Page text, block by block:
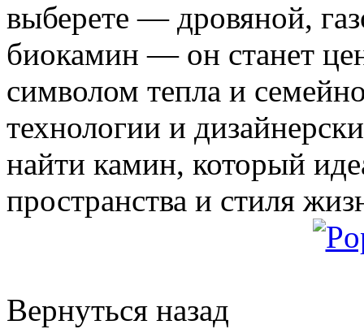
выберете — дровяной,
биокамин — он станет
символом тепла и
технологии и
найти камин, который
пространства и стиля
Вернуться назад